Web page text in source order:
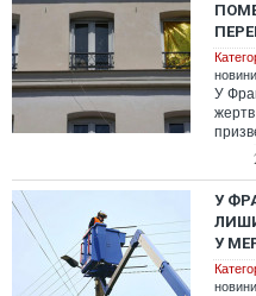
новини
У
жертв
У
У
новини